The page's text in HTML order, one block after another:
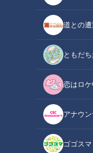
道との遭
ともだ
恋はロケ
アナウン
ゴゴスマ
中日ドラゴ
ドラ検1級コ
中日ドラゴンズは
周年を迎えた。こ
として歩み始めて
大胆に区切って、